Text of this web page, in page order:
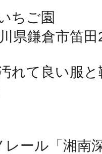
ちご園
県鎌倉市笛田
れて良い服
レール「湘南
秋葉原